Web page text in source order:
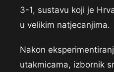
3-1, sustavu koji je
u velikim natjecanjima.
Nakon
utakmicama, izbornik